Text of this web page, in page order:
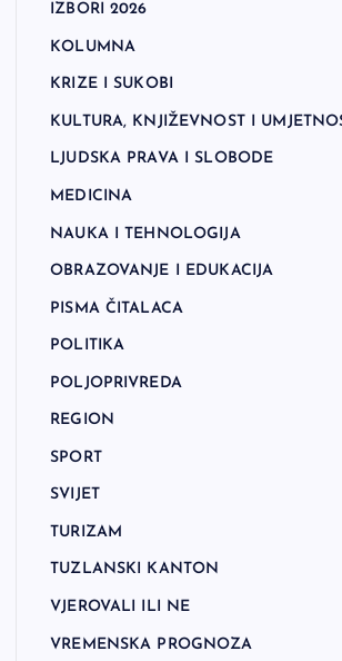
IZBORI 2026
KOLUMNA
KRIZE I SUKOBI
KULTURA, KNJIŽEVNOST I
LJUDSKA PRAVA I SLOBODE
MEDICINA
NAUKA I TEHNOLOGIJA
OBRAZOVANJE I EDUKACIJA
PISMA ČITALACA
POLITIKA
POLJOPRIVREDA
REGION
SPORT
SVIJET
TURIZAM
TUZLANSKI KANTON
VJEROVALI ILI NE
VREMENSKA PROGNOZA